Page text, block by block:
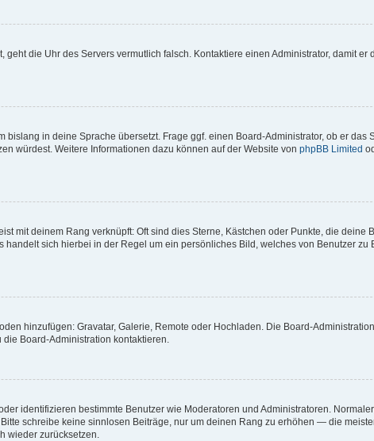
die Uhr des Servers vermutlich falsch. Kontaktiere einen Administrator, damit er
in deine Sprache übersetzt. Frage ggf. einen Board-Administrator, ob er das
würdest. Weitere Informationen dazu können auf der Website von phpBB Limited
mit deinem Rang verknüpft: Oft sind dies Sterne, Kästchen oder Punkte, die deine
sich hierbei in der Regel um ein persönliches Bild, welches von Benutzer zu
hinzufügen: Gravatar, Galerie, Remote oder Hochladen. Die Board-
Board-Administration kontaktieren.
identifizieren bestimmte Benutzer wie Moderatoren und Administratoren.
schreibe keine sinnlosen Beiträge, nur um deinen Rang zu erhöhen — die
wieder zurücksetzen.